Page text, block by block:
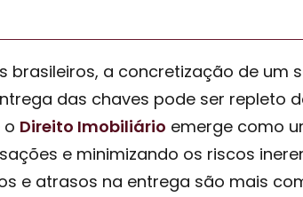
brasileiros, a concretização de um
das chaves pode ser repleto
o Direito Imobiliário emerge como
e minimizando os riscos
e atrasos na entrega são mais